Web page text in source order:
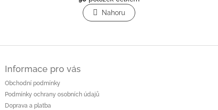
v
l
á
á
n
k
á
Nahoru
Informace pro vás
Obchodní podmínky
Podmínky ochrany osobních údajů
Doprava a platba